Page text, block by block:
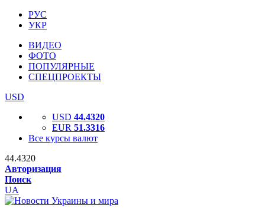
РУС
УКР
ВИДЕО
ФОТО
ПОПУЛЯРНЫЕ
СПЕЦПРОЕКТЫ
USD
USD 44.4320
EUR 51.3316
Все курсы валют
44.4320
Авторизация
Поиск
UA